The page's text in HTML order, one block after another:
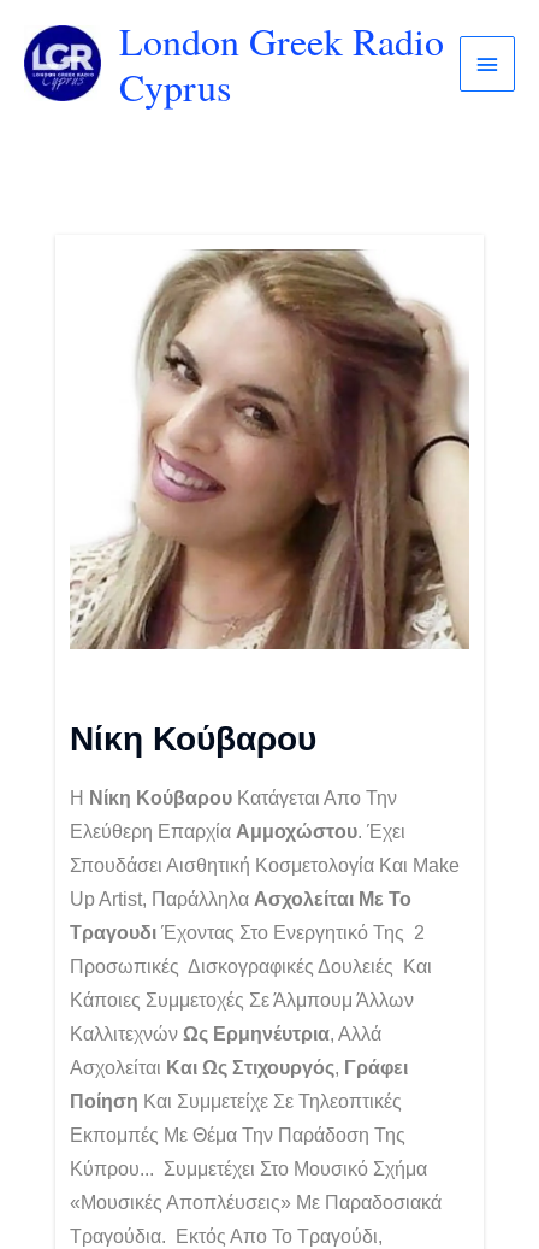
London Greek Radio
Cyprus
Νίκη Κούβαρου
Η Νίκη Κούβαρου Κατάγεται Απο Την
Ελεύθερη Επαρχία Αμμοχώστου. Έχει
Σπουδάσει Αισθητική Κοσμετολογία Και Make
Up Artist, Παράλληλα Ασχολείται Με Το
Τραγουδι Έχοντας Στο Ενεργητικό Της 2
Προσωπικές Δισκογραφικές Δουλειές
Και
Κάποιες Συμμετοχές Σε Άλμπουμ Άλλων
Καλλιτεχνών Ως Ερμηνέυτρια, Αλλά
Ασχολείται Και Ως Στιχουργός, Γράφει
Ποίηση Και Συμμετείχε Σε Τηλεοπτικές
Εκπομπές Με Θέμα Την Παράδοση Της
Κύπρου... Συμμετέχει Στο Μουσικό Σχήμα
«Μουσικές Αποπλέυσεις» Με Παραδοσιακά
Τραγούδια. Εκτός Απο Το Τραγούδι,